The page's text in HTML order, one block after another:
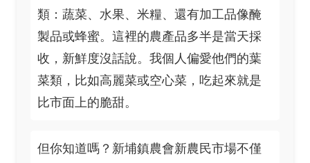
類：蔬菜、水果、米糧、還有加工品像醃
製品或蜂蜜。這裡的農產品多半是當天採
收，新鮮度沒話說。我個人偏愛他們的葉
菜類，比如高麗菜或空心菜，吃起來就是
比市面上的脆甜。
但你知道嗎？新埔鎮農會新農民市場不僅